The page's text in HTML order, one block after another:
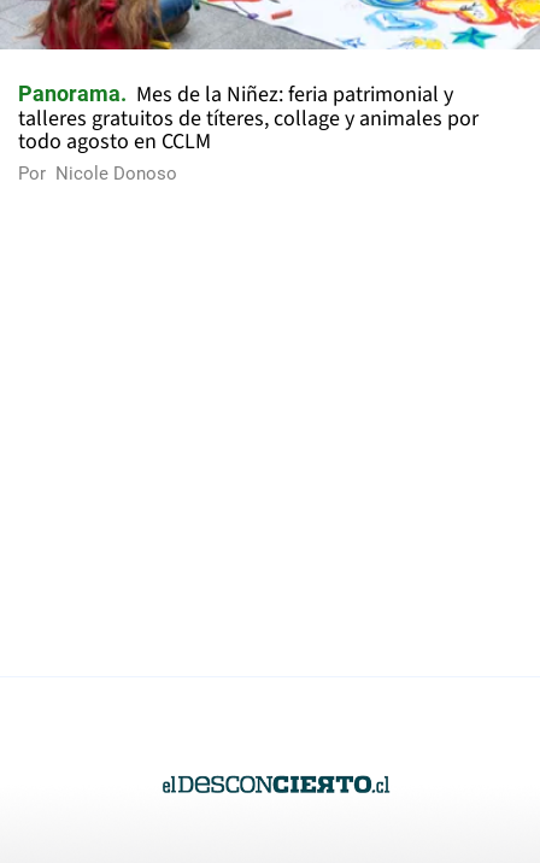
Panorama
Mes de la Niñez: feria patrimonial y
talleres gratuitos de títeres, collage y animales por
todo agosto en CCLM
Por Nicole Donoso